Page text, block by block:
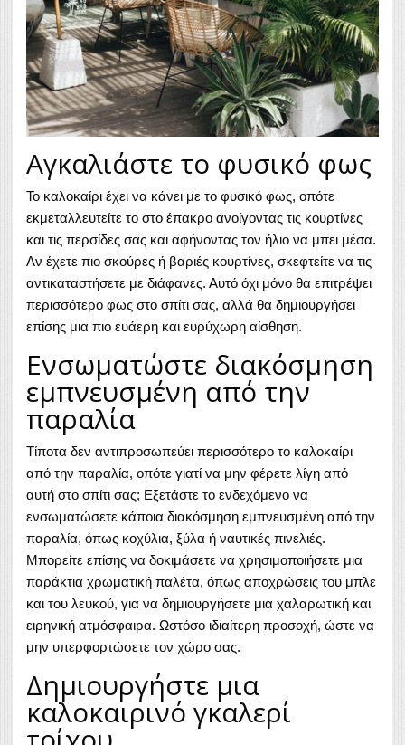
Αγκαλιάστε το φυσικό φως
Το καλοκαίρι έχει να κάνει με το φυσικό φως, οπότε
εκμεταλλευτείτε το στο έπακρο ανοίγοντας τις κουρτίνες
και τις περσίδες σας και αφήνοντας τον ήλιο να μπει μέσα.
Αν έχετε πιο σκούρες ή βαριές κουρτίνες, σκεφτείτε να τις
αντικαταστήσετε με διάφανες. Αυτό όχι μόνο θα επιτρέψει
περισσότερο φως στο σπίτι σας, αλλά θα δημιουργήσει
επίσης μια πιο ευάερη και ευρύχωρη αίσθηση.
Ενσωματώστε διακόσμηση
εμπνευσμένη από την
παραλία
Τίποτα δεν αντιπροσωπεύει περισσότερο το καλοκαίρι
από την παραλία, οπότε γιατί να μην φέρετε λίγη από
αυτή στο σπίτι σας; Εξετάστε το ενδεχόμενο να
ενσωματώσετε κάποια διακόσμηση εμπνευσμένη από την
παραλία, όπως κοχύλια, ξύλα ή ναυτικές πινελιές.
Μπορείτε επίσης να δοκιμάσετε να χρησιμοποιήσετε μια
παράκτια χρωματική παλέτα, όπως αποχρώσεις του μπλε
και του λευκού, για να δημιουργήσετε μια χαλαρωτική και
ειρηνική ατμόσφαιρα. Ωστόσο ιδιαίτερη προσοχή, ώστε να
μην υπερφορτώσετε τον χώρο σας.
Δημιουργήστε μια
καλοκαιρινό γκαλερί